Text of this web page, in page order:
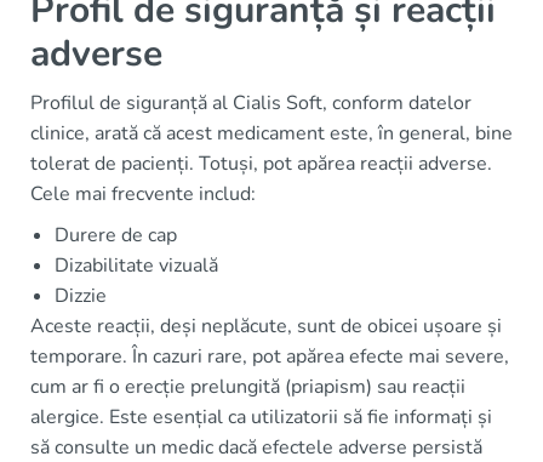
Profil de siguranță și reacții
adverse
Profilul de siguranță al Cialis Soft, conform datelor
clinice, arată că acest medicament este, în general, bine
tolerat de pacienți. Totuși, pot apărea reacții adverse.
Cele mai frecvente includ:
Durere de cap
Dizabilitate vizuală
Dizzie
Aceste reacții, deși neplăcute, sunt de obicei ușoare și
temporare. În cazuri rare, pot apărea efecte mai severe,
cum ar fi o erecție prelungită (priapism) sau reacții
alergice. Este esențial ca utilizatorii să fie informați și
să consulte un medic dacă efectele adverse persistă